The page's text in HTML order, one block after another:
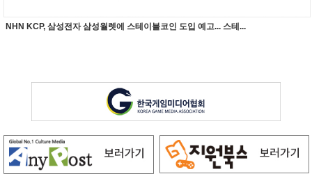
NHN KCP, 삼성전자 삼성월렛에 스테이블코인 도입 예고... 스테...